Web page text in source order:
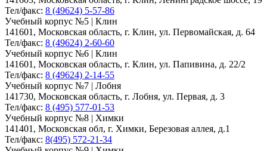
Тел/факс: 8 (49624) 5-57-86
Учебный корпус №5 | Клин
141601, Московская область, г. Клин, ул. Первомайская, д. 64
Тел/факс: 8 (49624) 2-60-60
Учебный корпус №6 | Клин
141601, Московская область, г. Клин, ул. Папивина, д. 22/2
Тел/факс: 8 (49624) 2-14-55
Учебный корпус №7 | Лобня
141730, Московская область, г. Лобня, ул. Первая, д. 3
Тел/факс: 8 (495) 577-01-53
Учебный корпус №8 | Химки
141401, Московская обл, г. Химки, Березовая аллея, д.1
Тел/факс: 8(495) 572-21-34